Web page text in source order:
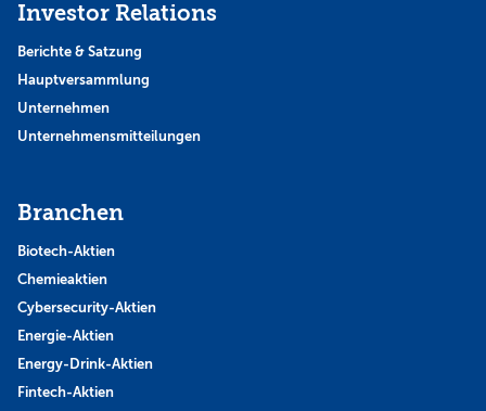
Investor Relations
Berichte & Satzung
Hauptversammlung
Unternehmen
Unternehmensmitteilungen
Branchen
Biotech-Aktien
Chemieaktien
Cybersecurity-Aktien
Energie-Aktien
Energy-Drink-Aktien
Fintech-Aktien